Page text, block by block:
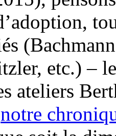
etc.) –
ateliers
notre